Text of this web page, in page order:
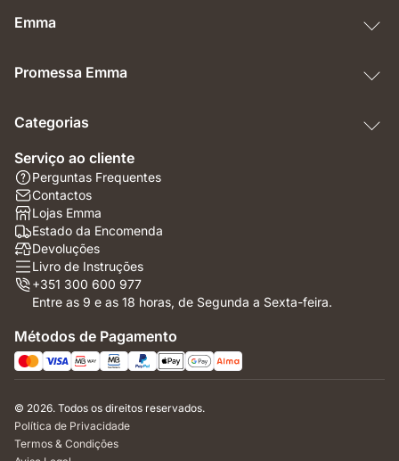
Emma
Promessa Emma
Categorias
Serviço ao cliente
Perguntas Frequentes
Contactos
Lojas Emma
Estado da Encomenda
Devoluções
Livro de Instruções
+351 300 600 977
Entre as 9 e as 18 horas, de Segunda a Sexta-feira.
Métodos de Pagamento
© 2026. Todos os direitos reservados.
Política de Privacidade
Termos & Condições